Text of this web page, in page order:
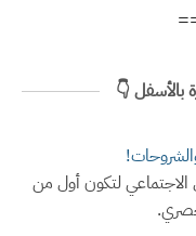
بالأسفل 👇
الاجتماعي لتكون أول من